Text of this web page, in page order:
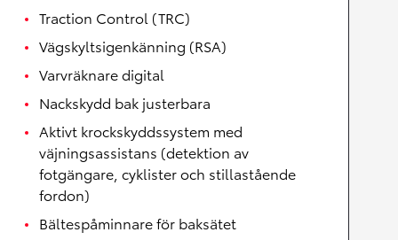
Traction Control (TRC)
Vägskyltsigenkänning (RSA)
Varvräknare digital
Nackskydd bak justerbara
Aktivt krockskyddssystem med
väjningsassistans (detektion av
fotgängare, cyklister och stillastående
fordon)
Bältespåminnare för baksätet